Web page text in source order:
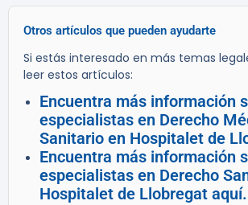
Otros artículos que pueden ayudarte
Si estás interesado en más temas
leer estos artículos:
Encuentra más información
especialistas en Derecho
Sanitario en Hospitalet de
Encuentra más información
especialistas en Derecho
Hospitalet de Llobregat aquí.